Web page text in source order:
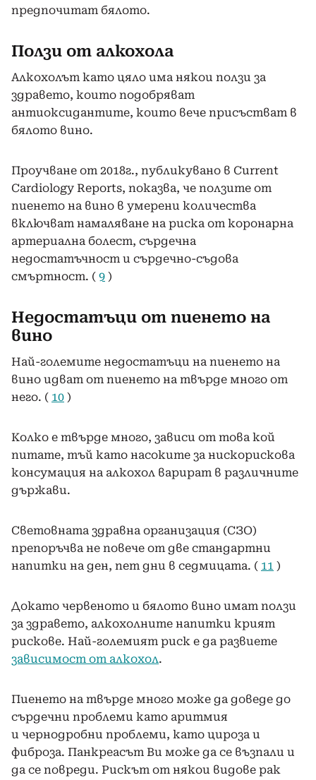
предпочитат бялото.
Ползи от алкохола
Алкохолът като цяло има някои ползи за
здравето, които подобряват
антиоксидантите, които вече присъстват в
бялото вино.
Проучване от 2018г., публикувано в Current
Cardiology Reports, показва, че ползите от
пиенето на вино в умерени количества
включват намаляване на риска от коронарна
артериална болест, сърдечна
недостатъчност и сърдечно-съдова
смъртност. ( 9 )
Недостатъци от пиенето на
вино
Най-големите недостатъци на пиенето на
вино идват от пиенето на твърде много от
него. ( 10 )
Колко е твърде много, зависи от това кой
питате, тъй като насоките за нискорискова
консумация на алкохол варират в различните
държави.
Световната здравна организация (СЗО)
препоръчва не повече от две стандартни
напитки на ден, пет дни в седмицата. ( 11 )
Докато червеното и бялото вино имат ползи
за здравето, алкохолните напитки крият
рискове. Най-големият риск е да развиете
зависимост от алкохол.
Пиенето на твърде много може да доведе до
сърдечни проблеми като аритмия
и чернодробни проблеми, като цироза и
фиброза. Панкреасът Ви може да се възпали и
да се повреди. Рискът от някои видове рак